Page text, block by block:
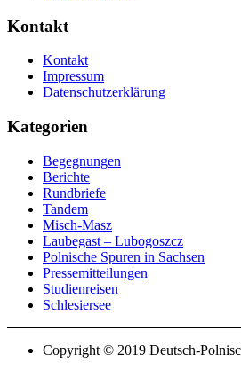
Kontakt
Kontakt
Impressum
Datenschutzerklärung
Kategorien
Begegnungen
Berichte
Rundbriefe
Tandem
Misch-Masz
Laubegast – Lubogoszcz
Polnische Spuren in Sachsen
Pressemitteilungen
Studienreisen
Schlesiersee
Copyright © 2019 Deutsch-